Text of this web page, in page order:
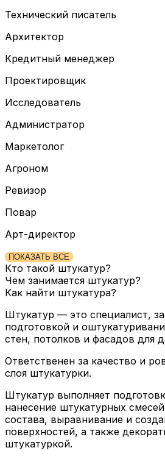
Технический писатель
Архитектор
Кредитный менеджер
Проектировщик
Исследователь
Администратор
Маркетолог
Агроном
Ревизор
Повар
Арт-директор
ПОКАЗАТЬ ВСЕ
Кто такой штукатур?
Чем занимается штукатур?
Как найти штукатура?
Штукатур — это специалист,
подготовкой и
стен, потолков и фасадов для
Ответственен за качество и
слоя штукатурки.
Штукатур выполняет
нанесение штукатурных
состава, выравнивание и
поверхностей, а также
штукатуркой.